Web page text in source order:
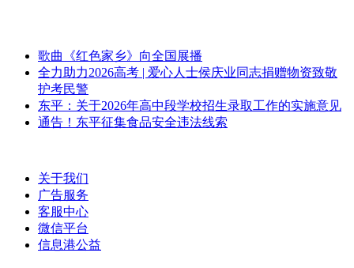
歌曲《红色家乡》向全国展播
全力助力2026高考 | 爱心人士侯庆业同志捐赠物资致敬
护考民警
东平：关于2026年高中段学校招生录取工作的实施意见
通告！东平征集食品安全违法线索
关于我们
广告服务
客服中心
微信平台
信息港公益